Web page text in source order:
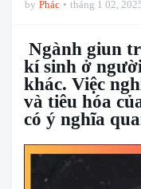
by Phác tháng 1 02,
Ngành giun
kí sinh ở
khác. Việc
và tiêu hóa
có ý nghĩa